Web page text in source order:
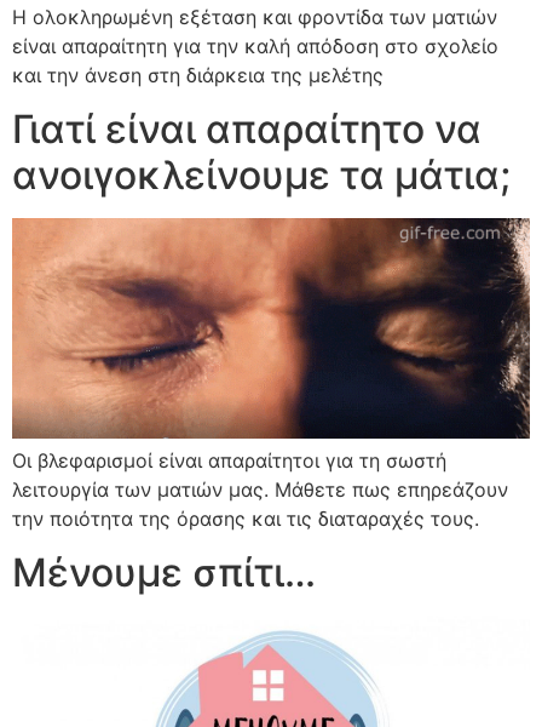
H ολοκληρωμένη εξέταση και φροντίδα των ματιών
είναι απαραίτητη για την καλή απόδοση στο σχολείο
και την άνεση στη διάρκεια της μελέτης
Γιατί είναι απαραίτητο να
ανοιγοκλείνουμε τα μάτια;
Οι βλεφαρισμοί είναι απαραίτητοι για τη σωστή
λειτουργία των ματιών μας. Μάθετε πως επηρεάζουν
την ποιότητα της όρασης και τις διαταραχές τους.
Μένουμε σπίτι…